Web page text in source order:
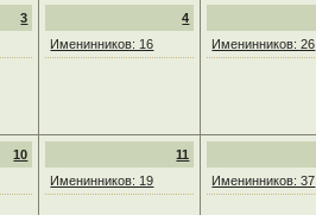
3
4
Именинников: 16
Именинников: 26
10
11
Именинников: 19
Именинников: 37